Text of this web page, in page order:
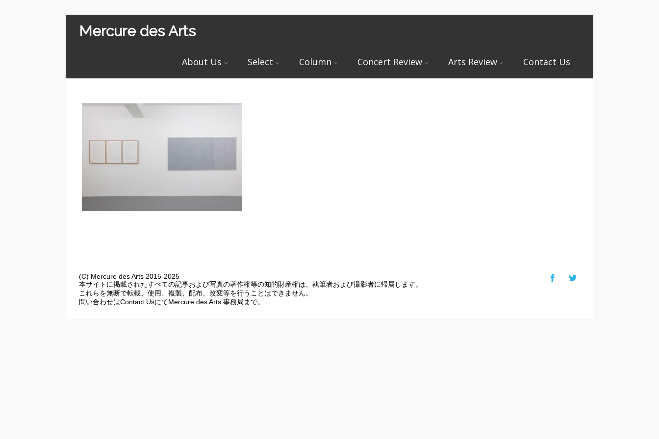
Mercure des Arts
About Us Select Column Concert Review Arts Review Contact Us
(C) Mercure des Arts 2015-2025
本サイトに掲載されたすべての記事および写真の著作権等の知的財産権は、執筆者および撮影者に帰属します。
これらを無断で転載、使用、複製、配布、改変等を行うことはできません。
問い合わせはContact UsにてMercure des Arts 事務局まで。